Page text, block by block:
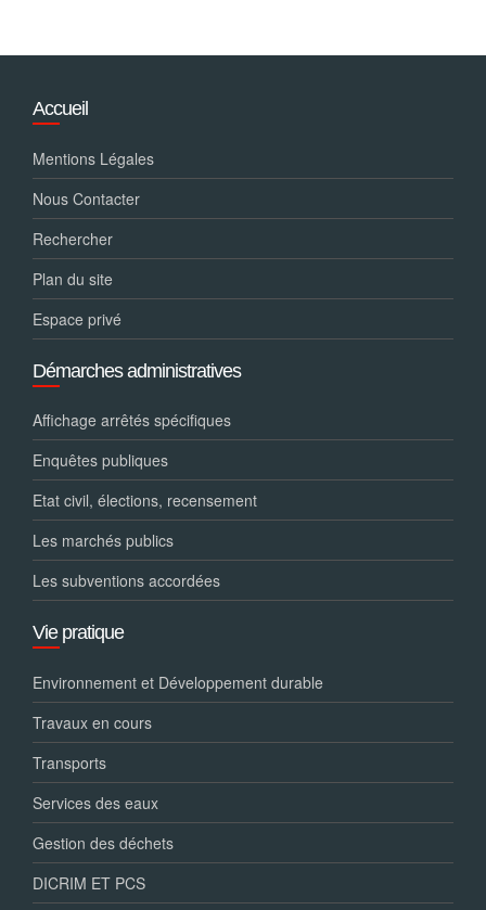
Accueil
Mentions Légales
Nous Contacter
Rechercher
Plan du site
Espace privé
Démarches administratives
Affichage arrêtés spécifiques
Enquêtes publiques
Etat civil, élections, recensement
Les marchés publics
Les subventions accordées
Vie pratique
Environnement et Développement durable
Travaux en cours
Transports
Services des eaux
Gestion des déchets
DICRIM ET PCS